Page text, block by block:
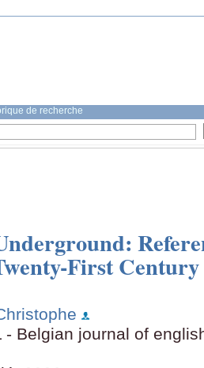
de recherche
First Century
- Belgian journal of